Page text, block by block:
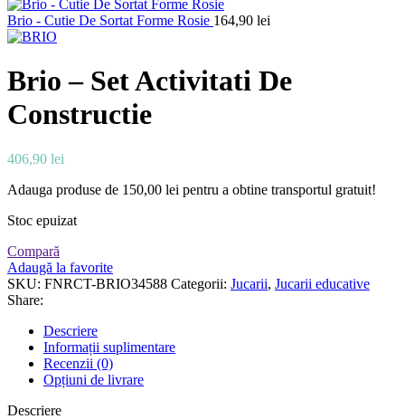
Brio - Cutie De Sortat Forme Rosie 164,90 lei
Brio – Set Activitati De
Constructie
406,90 lei
Adauga produse de 150,00 lei pentru a obtine transportul gratuit!
Stoc epuizat
Compară
Adaugă la favorite
SKU: FNRCT-BRIO34588 Categorii: Jucarii, Jucarii educative
Share:
Descriere
Informații suplimentare
Recenzii (0)
Opțiuni de livrare
Descriere